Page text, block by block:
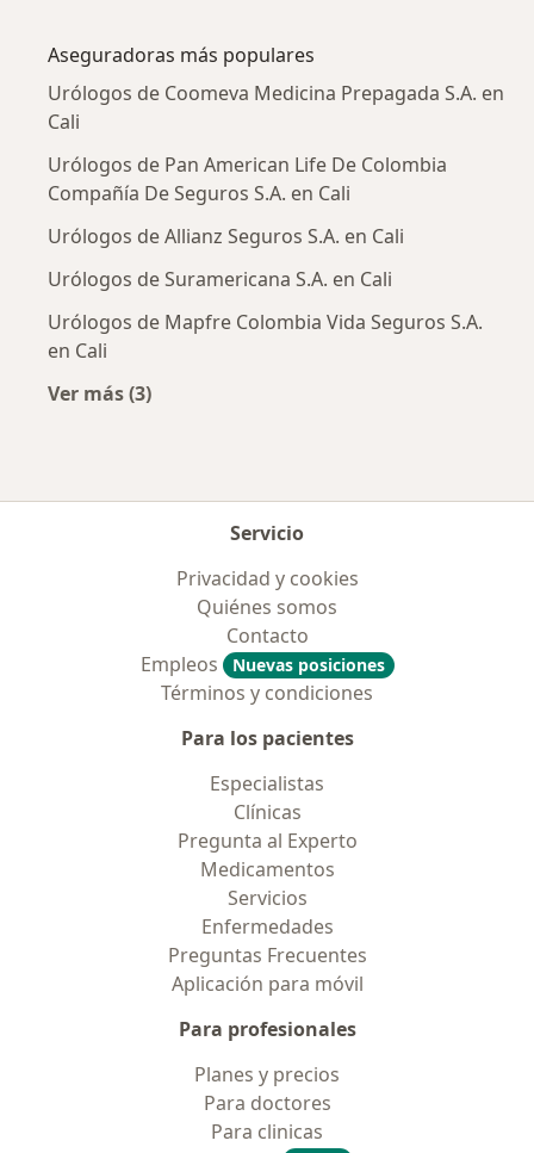
Aseguradoras más populares
Urólogos de Coomeva Medicina Prepagada S.A. en
Cali
Urólogos de Pan American Life De Colombia
Compañía De Seguros S.A. en Cali
Urólogos de Allianz Seguros S.A. en Cali
Urólogos de Suramericana S.A. en Cali
Urólogos de Mapfre Colombia Vida Seguros S.A.
en Cali
Ver más (3)
Servicio
Privacidad y cookies
Quiénes somos
Contacto
Empleos
Nuevas posiciones
Términos y condiciones
Para los pacientes
Especialistas
Clínicas
Pregunta al Experto
Medicamentos
Servicios
Enfermedades
Preguntas Frecuentes
Aplicación para móvil
Para profesionales
Planes y precios
Para doctores
Para clinicas